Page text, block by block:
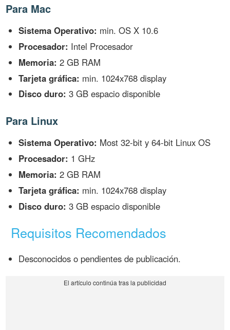
Para Mac
Sistema Operativo: min. OS X 10.6
Procesador: Intel Procesador
Memoria: 2 GB RAM
Tarjeta gráfica: min. 1024x768 display
Disco duro: 3 GB espacio disponible
Para Linux
Sistema Operativo: Most 32-bit y 64-bit Linux OS
Procesador: 1 GHz
Memoria: 2 GB RAM
Tarjeta gráfica: min. 1024x768 display
Disco duro: 3 GB espacio disponible
Requisitos Recomendados
Desconocidos o pendientes de publicación.